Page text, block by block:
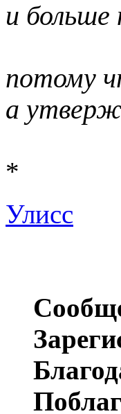
и
потому
а
*
Улисс